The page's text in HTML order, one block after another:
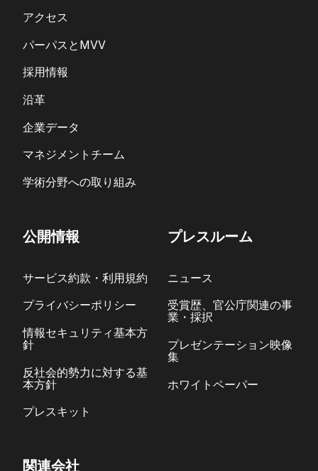
アクセス
パーパスとMVV
採用情報
沿革
企業データ
マネジメントチーム
学術分野への取り組み
公開情報
サービス約款・利用規約
プライバシーポリシー
情報セキュリティ基本方
針
反社会的勢力に対する基
本方針
プレスキット
プレスルーム
ニュース
受賞歴、官公庁関連の事
業・採択
プレゼンテーション映像
集
ホワイトペーパー
関連会社